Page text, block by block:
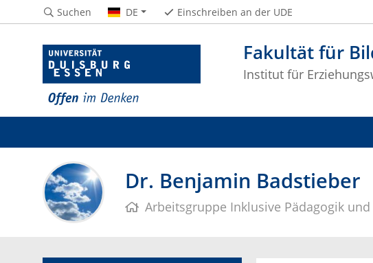
Fakultät für
Institut für
Suchen DE Einschreiben an der UDE
Dr. Benjamin Badstieber
Arbeitsgruppe Inklusive Pädagogik